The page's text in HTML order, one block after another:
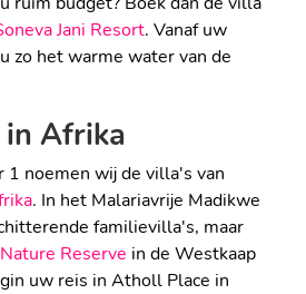
Jani Resort. Vanaf uw
zo het warme water van de
Afrika
noemen wij de villa's van
. In het Malariavrije Madikwe
familievilla's, maar
Reserve in de Westkaap
uw reis in Atholl Place in